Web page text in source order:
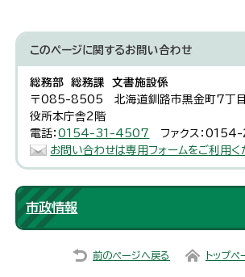
このページに関するお問い合わせ
総務部 総務課 文書施設係
〒085-8505 北海道釧路市黒金町7丁
役所本庁舎2階
電話：0154-31-4507
ファクス：
お問い合わせは専用フォームをご利用く
市政情報
前のページへ戻る トップ